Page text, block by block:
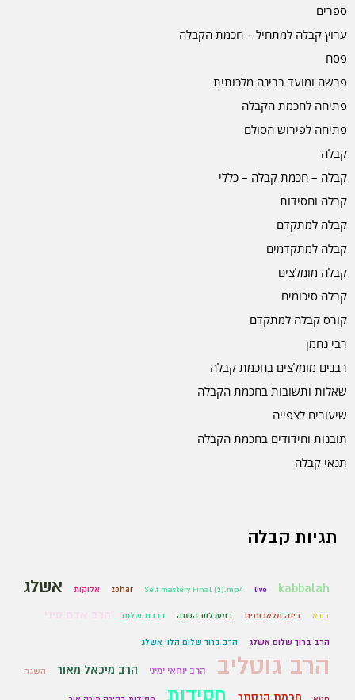
ספרים
ערוץ קבלה למתחיל – חכמת הקבלה
פסח
פרשה ומועד בבינה מלכותית
פתיחה לחכמת הקבלה
פתיחה לפירוש הסולם
קבלה
קבלה – חכמת קבלה – כללי
קבלה וחסידות
קבלה למתקדם
קבלה למתקדמים
קבלה מומלצים
קבלה סיכומים
קורס קבלה למתקדם
רבי נחמן
רבנים מומלצים בחכמת קבלה
שאלות ותשובות בחכמת הקבלה
שיעורים לצפייה
תובנות וחידודים בחכמת הקבלה
תנאי קבלה
תגיות קבלה
kabbalah
live
Self mastery Final (2).mp4
zohar אלוקות אשלג
בורא בינה מלאכותית במעגלות השנה ברכת שלום הרב אדם סיני
הרב ברוך שלום אשלג הרב ברוך שלום הלוי אשלג
הרב גוטליב הרב יוחאי ימיני הרב מיכאל מאור השגה